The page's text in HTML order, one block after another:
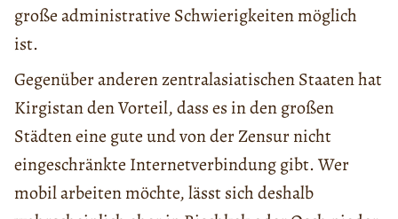
große administrative Schwierigkeiten möglich
ist.
Gegenüber anderen zentralasiatischen Staaten hat
Kirgistan den Vorteil, dass es in den großen
Städten eine gute und von der Zensur nicht
eingeschränkte Internetverbindung gibt. Wer
mobil arbeiten möchte, lässt sich deshalb